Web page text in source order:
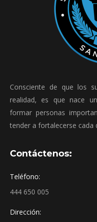
Consciente de que los
realidad, es que nace
formar personas
tender a fortalecerse cada
Contáctenos:
Teléfono:
444 650 005
Dirección: